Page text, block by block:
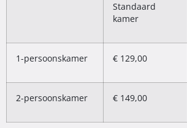
Standaard
kamer
1-persoonskamer € 129,00
2-persoonskamer € 149,00